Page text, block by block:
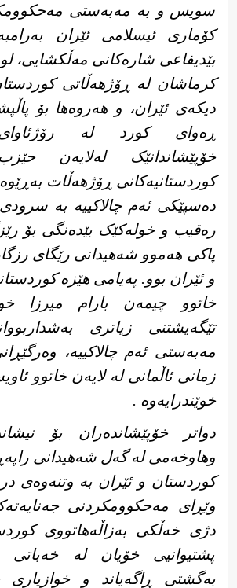
سویس و بە مەبەستی
کۆماری ئیسلامی ئێران
بێدیفاعی شارەکانی مەڵکشایی،
کرماشان لە ڕۆژهەڵاتی
دیکەی ئێران، و هەروەها بۆ
ڕەوای کورد لە
خۆپێشاندانێک لەلایەن
كوردستانیەكانی ڕۆژهەڵات
دەسپێکی ئەم چالاکییە بە
رەقیب و خولەکێک بێدەنگی بۆ
پاکی هەموو شەهیدانی رێگای
و ئێران بوو. پەیامی هێزە
خاتوو چیمەن بارام میرزا
تێگەیشتنی زیاتری
مەبەستی ئەم چالاکییە،
زمانی ئاڵمانی لە لایەن خاتوو
خوێندرایەوە .
دواتر خۆپێشاندەران بۆ
وهاوخەمی لە گەل شەهیدانی
کوردستان و ئێران بە وتنەوەی
وێڕای مەحکوومکردنی
دژی خەڵکی بەزاڵەهاتووی
پشتیوانیی خۆیان لە خەباتی
بەگشتی ڕاگەیاند و خوازیاری